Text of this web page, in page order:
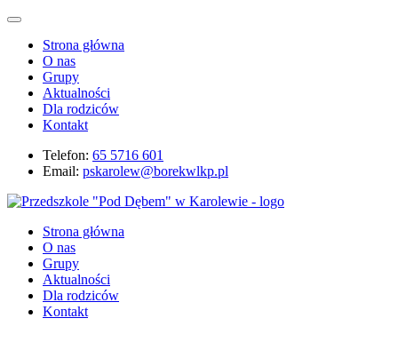
Strona główna
O nas
Grupy
Aktualności
Dla rodziców
Kontakt
Telefon: 65 5716 601
Email: pskarolew@borekwlkp.pl
Strona główna
O nas
Grupy
Aktualności
Dla rodziców
Kontakt